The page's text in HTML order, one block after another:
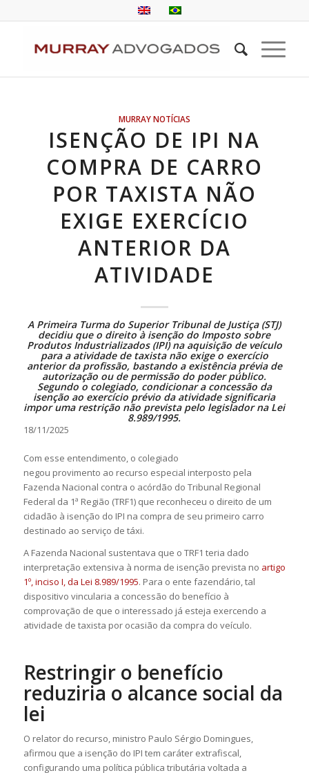
MURRAY NOTÍCIAS
ISENÇÃO DE IPI NA
COMPRA DE CARRO
POR TAXISTA NÃO
EXIGE EXERCÍCIO
ANTERIOR DA
ATIVIDADE
A Primeira Turma do Superior Tribunal de Justiça (STJ)
decidiu que o direito à isenção do Imposto sobre
Produtos Industrializados (IPI) na aquisição de veículo
para a atividade de taxista não exige o exercício
anterior da profissão, bastando a existência prévia de
autorização ou de permissão do poder público.
Segundo o colegiado, condicionar a concessão da
isenção ao exercício prévio da atividade significaria
impor uma restrição não prevista pelo legislador na Lei
8.989/1995.
18/11/2025
Com esse entendimento, o colegiado
negou provimento ao recurso especial interposto pela
Fazenda Nacional contra o acórdão do Tribunal Regional
Federal da 1ª Região (TRF1) que reconheceu o direito de um
cidadão à isenção do IPI na compra de seu primeiro carro
destinado ao serviço de táxi.
A Fazenda Nacional sustentava que o TRF1 teria dado
interpretação extensiva à norma de isenção prevista no artigo
1º, inciso I, da Lei 8.989/1995. Para o ente fazendário, tal
dispositivo vincularia a concessão do benefício à
comprovação de que o interessado já esteja exercendo a
atividade de taxista por ocasião da compra do veículo.
Restringir o benefício
reduziria o alcance social da
lei
O relator do recurso, ministro Paulo Sérgio Domingues,
afirmou que a isenção do IPI tem caráter extrafiscal,
configurando uma política pública tributária voltada a